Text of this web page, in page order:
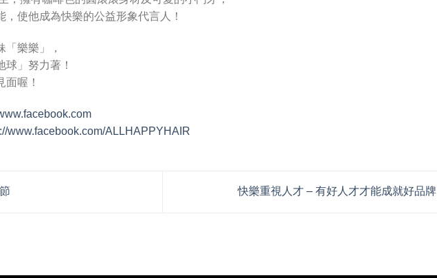
使他成為快樂的公益形象代言人！
樂樂」，
」努力著！
面喔！
www.facebook.com/ALLHAPPYHAIR
快樂重視人才 – 有好人才才能成就好品牌